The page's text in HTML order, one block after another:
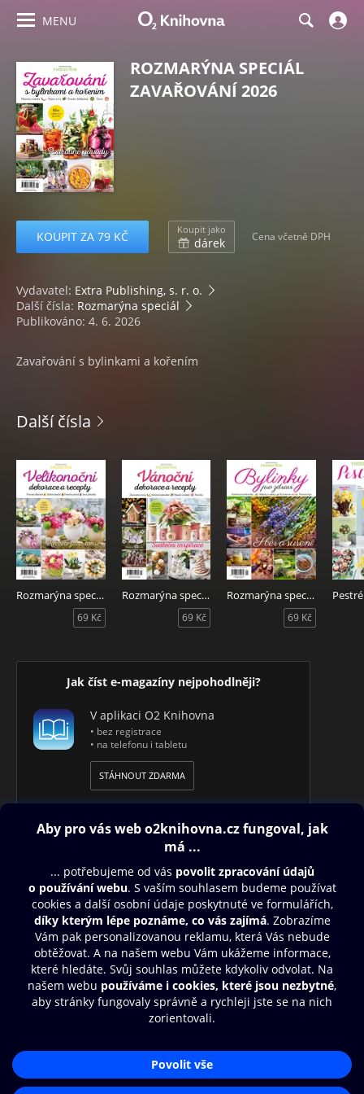
MENU
ROZMARÝNA SPECIÁL
ZAVAŘOVÁNÍ 2026
KOUPIT ZA 79 KČ Koupit jako
dárek Cena včetně DPH
Vydavatel: Extra Publishing, s. r. o.
Další čísla: Rozmarýna speciál
Publikováno: 4. 6. 2026
Zavařování s bylinkami a kořením
Další čísla
Rozmarýna speciál Velikonoce 2026
69 Kč
Rozmarýna speciál Vánoce 2025
69 Kč
Rozmarýna speciál Bylinky 2025
69 Kč
Jak číst e-magazíny nejpohodlněji?
V aplikaci O2 Knihovna
• bez registrace
• na telefonu i tabletu
STÁHNOUT ZDARMA
Obsah ke stažení
Moje O2 Knihovna
Další zábava
© O2 Czech Republic a.s.
Zásady zpracování osobních údajůAplikace O2 Knihovna